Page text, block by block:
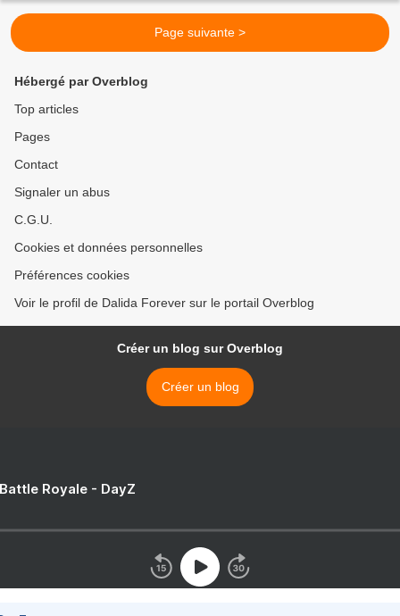
Page suivante >
Hébergé par Overblog
Top articles
Pages
Contact
Signaler un abus
C.G.U.
Cookies et données personnelles
Préférences cookies
Voir le profil de Dalida Forever sur le portail Overblog
Créer un blog sur Overblog
Créer un blog
Royale - DayZ